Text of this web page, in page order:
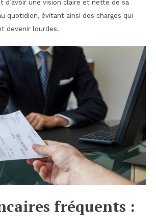
d’avoir une vision claire et nette de sa
quotidien, évitant ainsi des charges qui
devenir lourdes.
fréquents :